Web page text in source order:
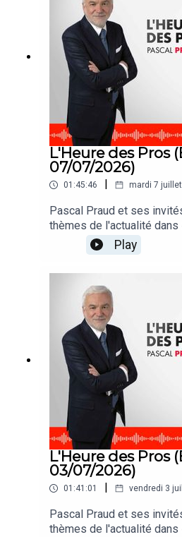
L'Heure des Pros
07/07/2026)
01:45:46 | mardi 7
Pascal Praud et ses
thèmes de l'actualité
Play
L'Heure des Pros
03/07/2026)
01:41:01 | vendredi 3
Pascal Praud et ses
thèmes de l'actualité